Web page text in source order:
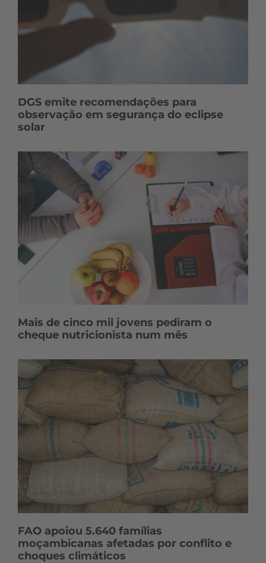
DGS emite recomendações para
observação em segurança do eclipse
solar
Mais de cinco mil jovens pediram o
cheque nutricionista num mês
FAO apoiou 5.640 famílias
moçambicanas afetadas por conflito e
choques climáticos